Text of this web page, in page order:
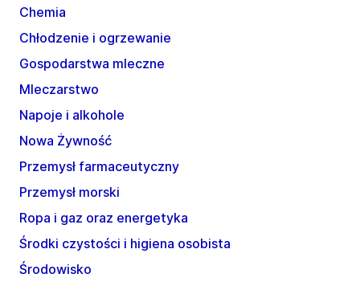
Chemia
Chłodzenie i ogrzewanie
Gospodarstwa mleczne
Mleczarstwo
Napoje i alkohole
Nowa Żywność
Przemysł farmaceutyczny
Przemysł morski
Ropa i gaz oraz energetyka
Środki czystości i higiena osobista
Środowisko